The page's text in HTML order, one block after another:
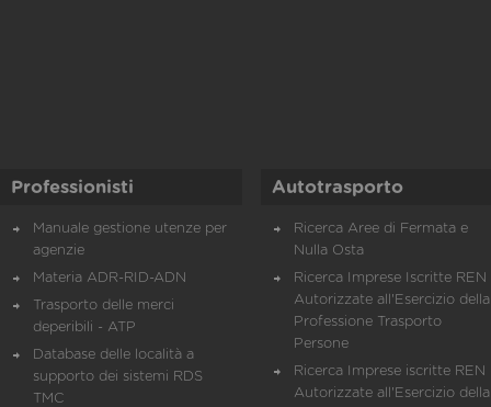
Professionisti
Manuale gestione utenze per
agenzie
Materia ADR-RID-ADN
Trasporto delle merci
deperibili - ATP
Database delle località a
supporto dei sistemi RDS
TMC
Autotrasporto
Ricerca Aree di Fermata e
Nulla Osta
Ricerca Imprese Iscritte REN
Autorizzate all'Esercizio della
Professione Trasporto
Persone
Ricerca Imprese iscritte REN
Autorizzate all'Esercizio della